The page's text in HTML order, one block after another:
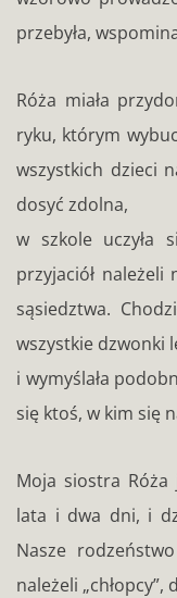
przebyła,
Róża miała
ryku, którym
wszystkich dzieci
dosyć zdolna,
w szkole uczyła
przyjaciół należeli
sąsiedztwa.
wszystkie dzwonki
i wymyślała
się ktoś, w kim się
Moja siostra
lata i dwa dni, i
Nasze
należeli